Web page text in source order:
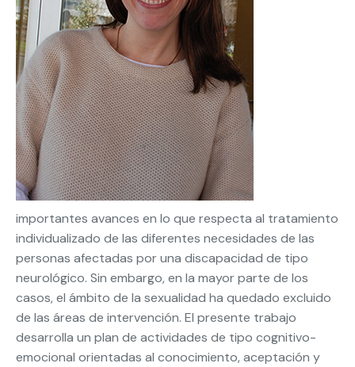
importantes avances en lo que respecta al tratamiento
individualizado de las diferentes necesidades de las
personas afectadas por una discapacidad de tipo
neurológico. Sin embargo, en la mayor parte de los
casos, el ámbito de la sexualidad ha quedado excluido
de las áreas de intervención. El presente trabajo
desarrolla un plan de actividades de tipo cognitivo-
emocional orientadas al conocimiento, aceptación y